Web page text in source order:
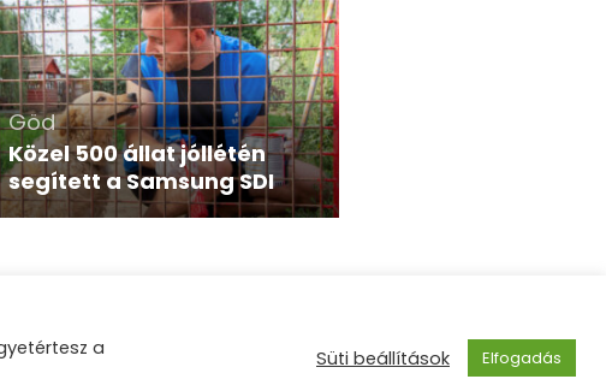
Göd
Közel 500 állat jóllétén
segített a Samsung SDI
.Készítette:
a
Süti beállítások Elfogadás